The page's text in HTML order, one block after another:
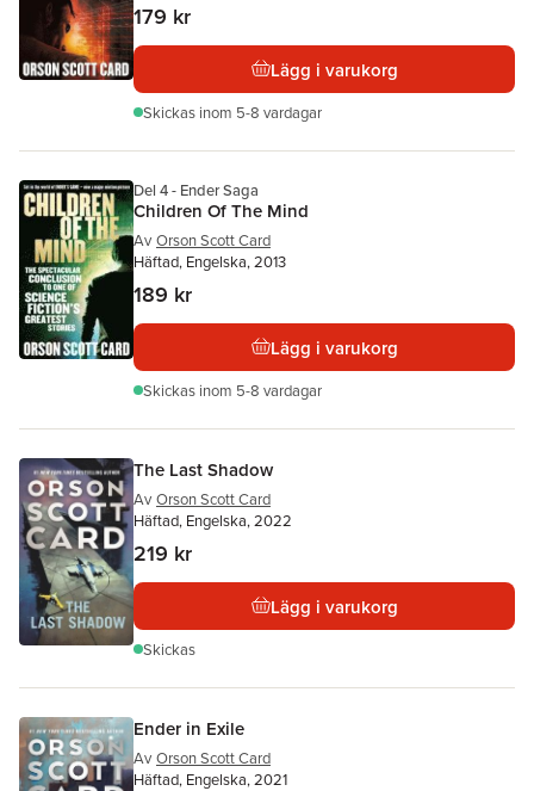
179 kr
Lägg i varukorg
Skickas inom 5-8 vardagar
Del 4 - Ender Saga
Children Of The Mind
Av Orson Scott Card
Häftad, Engelska, 2013
189 kr
Lägg i varukorg
Skickas inom 5-8 vardagar
The Last Shadow
Av Orson Scott Card
Häftad, Engelska, 2022
219 kr
Lägg i varukorg
Skickas
Ender in Exile
Av Orson Scott Card
Häftad, Engelska, 2021